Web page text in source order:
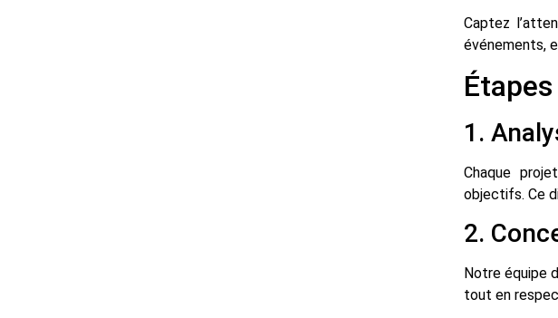
Captez
événements,
1.
Chaque
objectifs. Ce
2.
Notre équipe
tout en